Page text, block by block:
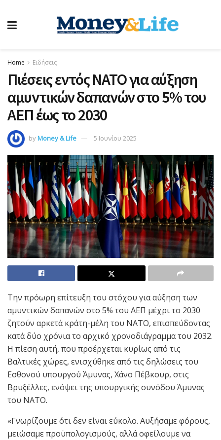
Home Ειδήσεις
Πιέσεις εντός ΝΑΤΟ για αύξηση
αμυντικών δαπανών στο 5% του
ΑΕΠ έως το 2030
byMoney & Life 5 Ιουνίου 2025
Την πρόωρη επίτευξη του στόχου για αύξηση των
αμυντικών δαπανών στο 5% του ΑΕΠ μέχρι το 2030
ζητούν αρκετά κράτη-μέλη του ΝΑΤΟ, επισπεύδοντας
κατά δύο χρόνια το αρχικό χρονοδιάγραμμα του 2032.
Η πίεση αυτή, που προέρχεται κυρίως από τις
Βαλτικές χώρες, ενισχύθηκε από τις δηλώσεις του
Εσθονού υπουργού Άμυνας, Χάνο Πέβκουρ, στις
Βρυξέλλες, ενόψει της υπουργικής συνόδου Άμυνας
του ΝΑΤΟ.
«Γνωρίζουμε ότι δεν είναι εύκολο. Αυξήσαμε φόρους,
μειώσαμε προϋπολογισμούς, αλλά οφείλουμε να